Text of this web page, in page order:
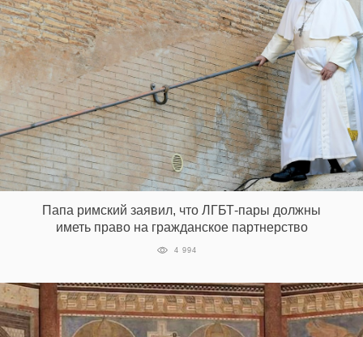
Папа римский заявил, что ЛГБТ-пары должны
иметь право на гражданское партнерство
4 994